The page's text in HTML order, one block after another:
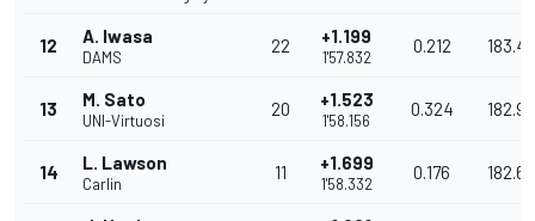
12 A. Iwasa
DAMS
22 +1.199
1'57.832
0.212
13 M. Sato
UNI-Virtuosi
20 +1.523
1'58.156
0.324
14 L. Lawson
Carlin
11 +1.699
1'58.332
0.176